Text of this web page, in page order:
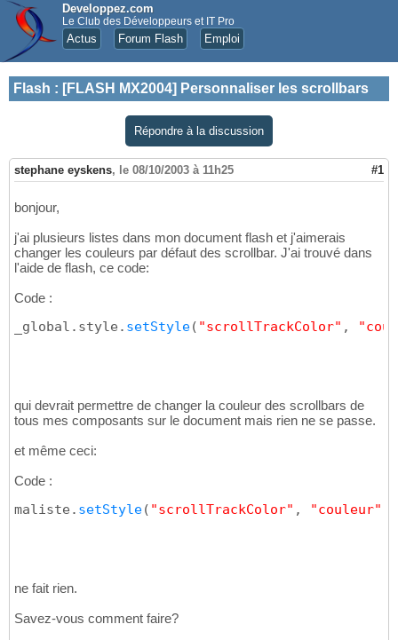
Developpez.com
Le Club des Développeurs et IT Pro
Actus Forum Flash Emploi
Flash : [FLASH MX2004] Personnaliser les scrollbars
Répondre à la discussion
stephane eyskens, le 08/10/2003 à 11h25 #1
bonjour,
j'ai plusieurs listes dans mon document flash et j'aimerais
changer les couleurs par défaut des scrollbar. J'ai trouvé dans
l'aide de flash, ce code:
Code :
_global.style. setStyle( "scrollTrackColor" ,
qui devrait permettre de changer la couleur des scrollbars de
tous mes composants sur le document mais rien ne se passe.
et même ceci:
Code :
maliste. setStyle( "scrollTrackColor" , "couleur"
ne fait rien.
Savez-vous comment faire?